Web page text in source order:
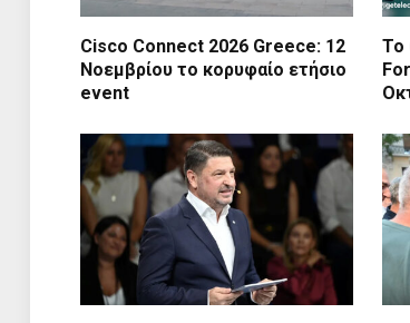
Cisco Connect 2026 Greece: 12
Νοεμβρίου το κορυφαίο ετήσιο
event
Το